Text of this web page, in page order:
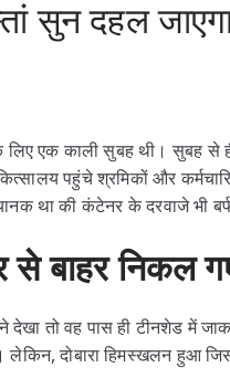
सुन दहल
एक काली सुबह थी। सुबह से
पहुंचे श्रमिकों और
भयानक था की कंटेनर के दरवाजे
बाहर निकल
तो वह पास ही टीनशेड में
दोबारा हिमस्खलन हुआ